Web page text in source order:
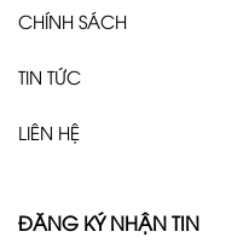
CHÍNH SÁCH
TIN TỨC
LIÊN HỆ
ĐĂNG KÝ NHẬN TIN